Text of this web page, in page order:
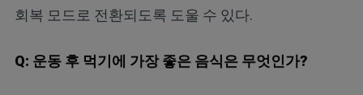
회복 모드로 전환되도록 도울 수 있다.
Q: 운동 후 먹기에 가장 좋은 음식은 무엇인가?